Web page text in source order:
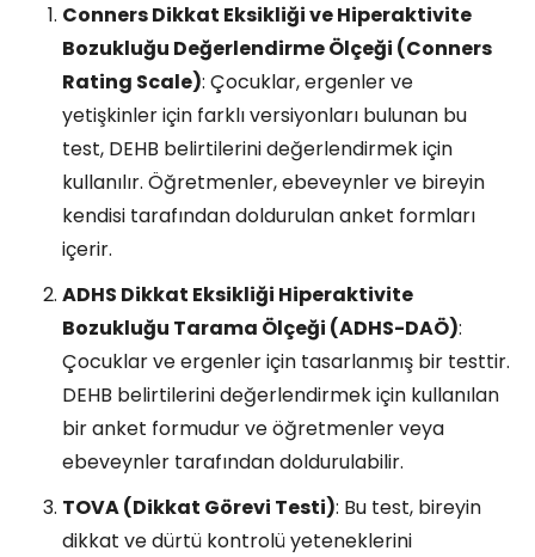
Conners Dikkat Eksikliği ve Hiperaktivite
Bozukluğu Değerlendirme Ölçeği (Conners
Rating Scale): Çocuklar, ergenler ve
yetişkinler için farklı versiyonları bulunan bu
test, DEHB belirtilerini değerlendirmek için
kullanılır. Öğretmenler, ebeveynler ve bireyin
kendisi tarafından doldurulan anket formları
içerir.
ADHS Dikkat Eksikliği Hiperaktivite
Bozukluğu Tarama Ölçeği (ADHS-DAÖ):
Çocuklar ve ergenler için tasarlanmış bir testtir.
DEHB belirtilerini değerlendirmek için kullanılan
bir anket formudur ve öğretmenler veya
ebeveynler tarafından doldurulabilir.
TOVA (Dikkat Görevi Testi): Bu test, bireyin
dikkat ve dürtü kontrolü yeteneklerini